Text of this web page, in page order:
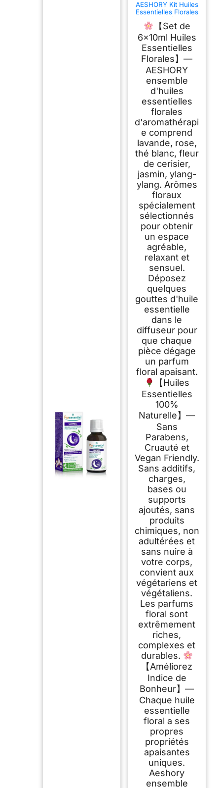
AESHORY Kit Huiles
Essentielles Florales
Aromathérapie
6x10ML, Huiles
Essentielles Florales
100% Naturelle pour
Diffuseurs, Apaiser -
Fleurs de Cerisier,
Thé Blanc, Jasmin,
Lavande, Rose,
Ylang Ylang
【Set de
6x10ml Huiles
Essentielles
Florales】—
AESHORY
ensemble
d'huiles
essentielles
florales
d'aromathérapi
e comprend
lavande, rose,
thé blanc, fleur
de cerisier,
jasmin, ylang-
ylang. Arômes
floraux
spécialement
sélectionnés
pour obtenir
un espace
agréable,
relaxant et
sensuel.
Déposez
quelques
gouttes d'huile
essentielle
dans le
diffuseur pour
que chaque
pièce dégage
un parfum
floral apaisant.
【Huiles
Essentielles
100%
Naturelle】—
Sans
Parabens,
Cruauté et
Vegan Friendly.
Sans additifs,
charges,
bases ou
supports
ajoutés, sans
produits
chimiques, non
adultérées et
sans nuire à
votre corps,
convient aux
végétariens et
végétaliens.
Les parfums
floral sont
extrêmement
riches,
complexes et
durables.
【Améliorez
Indice de
Bonheur】—
Chaque huile
essentielle
floral a ses
propres
propriétés
apaisantes
uniques.
Aeshory
ensemble